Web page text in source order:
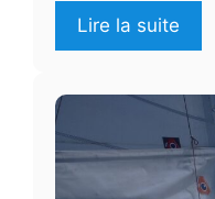
Lire la suite